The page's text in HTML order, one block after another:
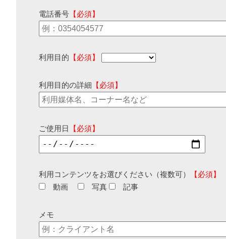
電話番号 【必須】
利用目的 【必須】
利用目的の詳細 【必須】
ご使用日 【必須】
利用コンテンツをお選びください（複数可）
【必須】
動画
写真 記事
メモ